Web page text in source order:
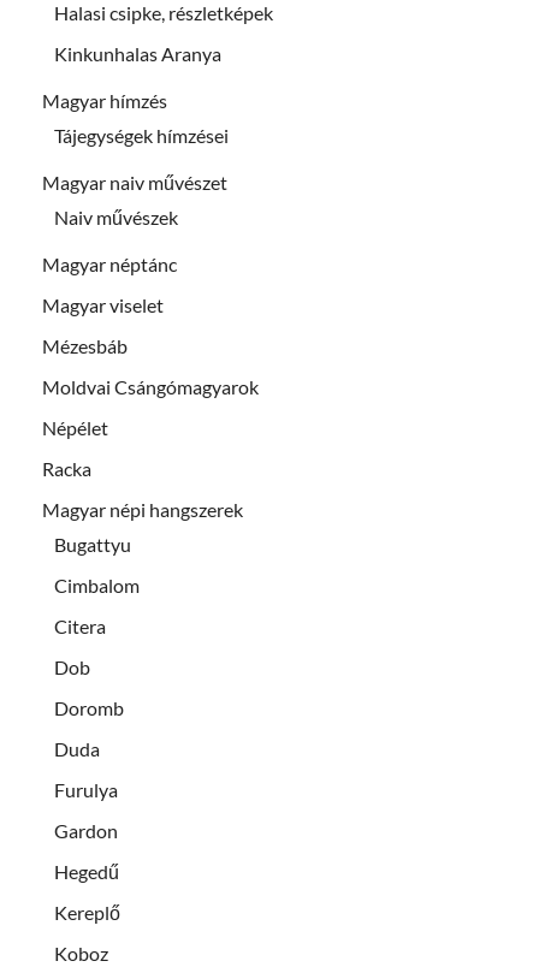
Halasi csipke, részletképek
Kinkunhalas Aranya
Magyar hímzés
Tájegységek hímzései
Magyar naiv művészet
Naiv művészek
Magyar néptánc
Magyar viselet
Mézesbáb
Moldvai Csángómagyarok
Népélet
Racka
Magyar népi hangszerek
Bugattyu
Cimbalom
Citera
Dob
Doromb
Duda
Furulya
Gardon
Hegedű
Kereplő
Koboz